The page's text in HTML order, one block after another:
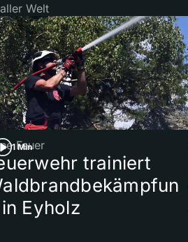
Welt
1 Min
Feuer
trainiert
Eyholz